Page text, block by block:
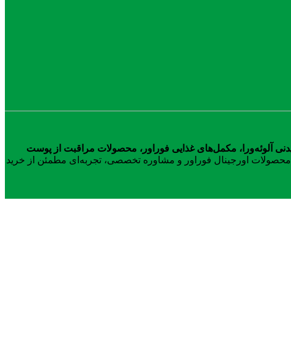
آلوئه‌ورا، مکمل‌های غذایی فوراور، محصولات مراقبت از پوست
محصولات اورجینال فوراور و مشاوره تخصصی، تجربه‌ای مطمئن از خرید